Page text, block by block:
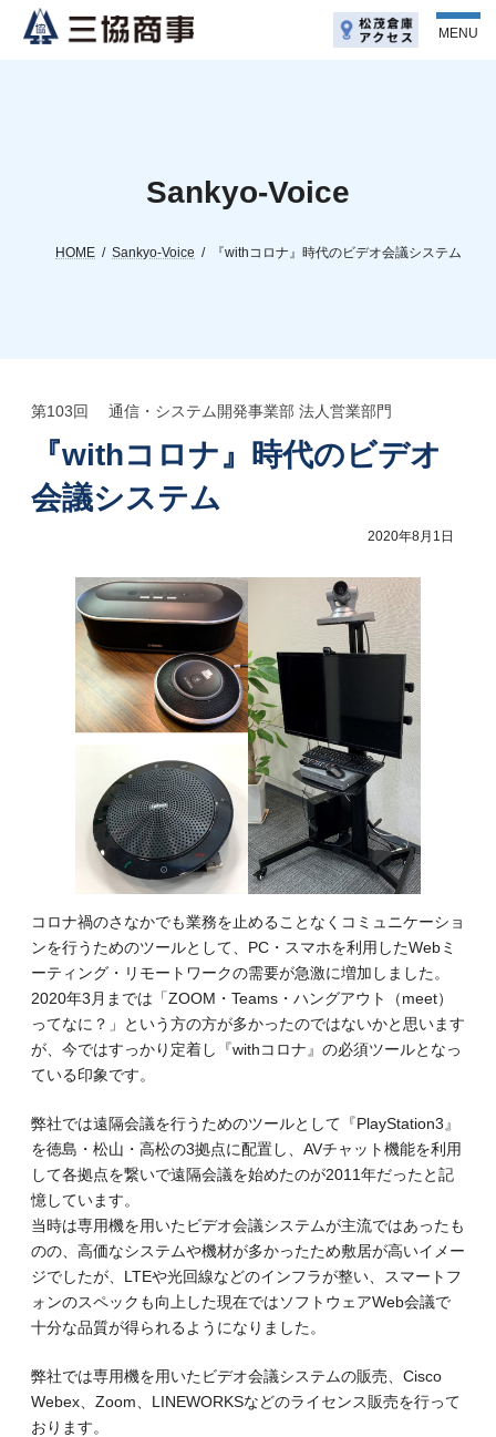
MENU
Sankyo-Voice
HOME Sankyo-Voice 『withコロナ』時代のビデオ会議システム
第103回 通信・システム開発事業部 法人営業部門
『withコロナ』時代のビデオ
会議システム
2020年8月1日
コロナ禍のさなかでも業務を止めることなくコミュニケーショ
ンを行うためのツールとして、PC・スマホを利用したWebミ
ーティング・リモートワークの需要が急激に増加しました。
2020年3月までは「ZOOM・Teams・ハングアウト（meet）
ってなに？」という方の方が多かったのではないかと思います
が、今ではすっかり定着し『withコロナ』の必須ツールとなっ
ている印象です。
弊社では遠隔会議を行うためのツールとして『PlayStation3』
を徳島・松山・高松の3拠点に配置し、AVチャット機能を利用
して各拠点を繋いで遠隔会議を始めたのが2011年だったと記
憶しています。
当時は専用機を用いたビデオ会議システムが主流ではあったも
のの、高価なシステムや機材が多かったため敷居が高いイメー
ジでしたが、LTEや光回線などのインフラが整い、スマートフ
ォンのスペックも向上した現在ではソフトウェアWeb会議で
十分な品質が得られるようになりました。
弊社では専用機を用いたビデオ会議システムの販売、Cisco
Webex、Zoom、LINEWORKSなどのライセンス販売を行って
おります。